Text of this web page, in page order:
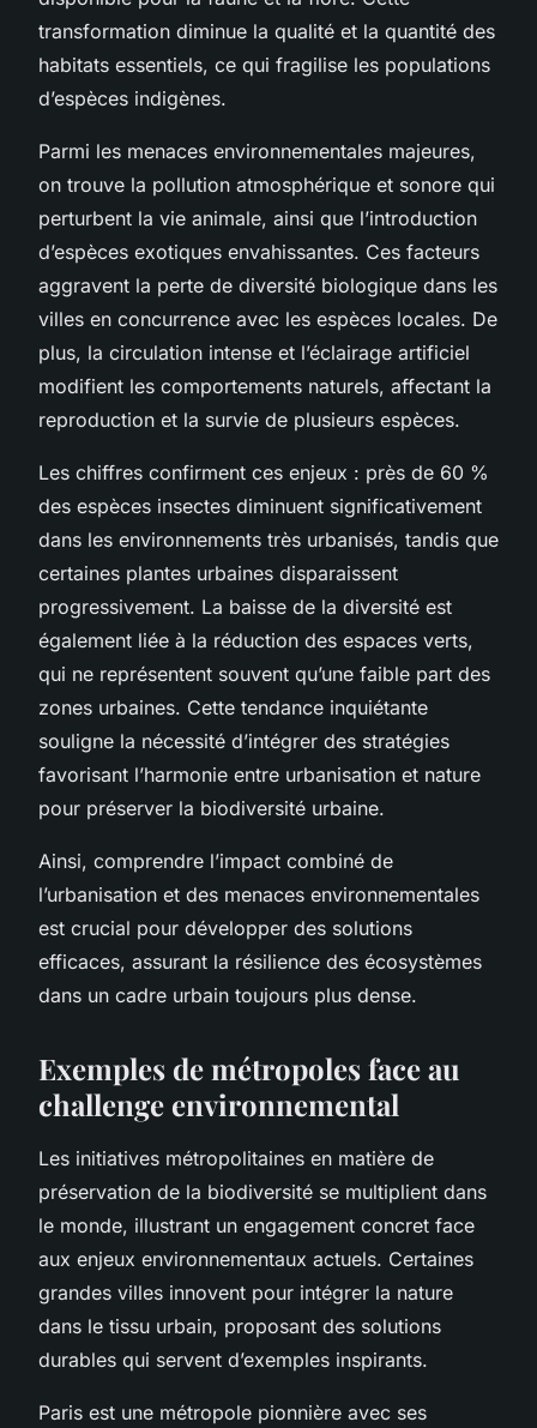
transformation diminue la qualité et la quantité des
habitats essentiels, ce qui fragilise les populations
d’espèces indigènes.
Parmi les menaces environnementales majeures,
on trouve la pollution atmosphérique et sonore qui
perturbent la vie animale, ainsi que l’introduction
d’espèces exotiques envahissantes. Ces facteurs
aggravent la perte de diversité biologique dans les
villes en concurrence avec les espèces locales. De
plus, la circulation intense et l’éclairage artificiel
modifient les comportements naturels, affectant la
reproduction et la survie de plusieurs espèces.
Les chiffres confirment ces enjeux : près de 60 %
des espèces insectes diminuent significativement
dans les environnements très urbanisés, tandis que
certaines plantes urbaines disparaissent
progressivement. La baisse de la diversité est
également liée à la réduction des espaces verts,
qui ne représentent souvent qu’une faible part des
zones urbaines. Cette tendance inquiétante
souligne la nécessité d’intégrer des stratégies
favorisant l’harmonie entre urbanisation et nature
pour préserver la biodiversité urbaine.
Ainsi, comprendre l’impact combiné de
l’urbanisation et des menaces environnementales
est crucial pour développer des solutions
efficaces, assurant la résilience des écosystèmes
dans un cadre urbain toujours plus dense.
Exemples de métropoles face au
challenge environnemental
Les initiatives métropolitaines en matière de
préservation de la biodiversité se multiplient dans
le monde, illustrant un engagement concret face
aux enjeux environnementaux actuels. Certaines
grandes villes innovent pour intégrer la nature
dans le tissu urbain, proposant des solutions
durables qui servent d’exemples inspirants.
Paris est une métropole pionnière avec ses